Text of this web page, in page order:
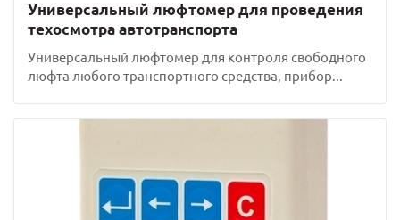
Универсальный люфтомер для проведения
техосмотра автотранспорта
Универсальный люфтомер для контроля свободного
люфта любого транспортного средства, прибор...